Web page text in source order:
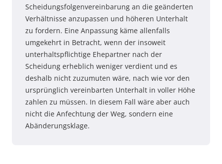
Scheidungsfolgenvereinbarung an die geänderten
Verhältnisse anzupassen und höheren Unterhalt
zu fordern. Eine Anpassung käme allenfalls
umgekehrt in Betracht, wenn der insoweit
unterhaltspflichtige Ehepartner nach der
Scheidung erheblich weniger verdient und es
deshalb nicht zuzumuten wäre, nach wie vor den
ursprünglich vereinbarten Unterhalt in voller Höhe
zahlen zu müssen. In diesem Fall wäre aber auch
nicht die Anfechtung der Weg, sondern eine
Abänderungsklage.